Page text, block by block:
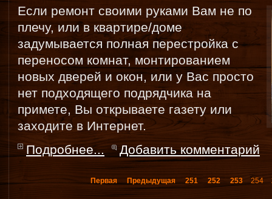
Если ремонт своими руками Вам не по
плечу, или в квартире/доме
задумывается полная перестройка с
переносом комнат, монтированием
новых дверей и окон, или у Вас просто
нет подходящего подрядчика на
примете, Вы открываете газету или
заходите в Интернет.
Подробнее...
Добавить комментарий
Первая Предыдущая 251 252 253 254